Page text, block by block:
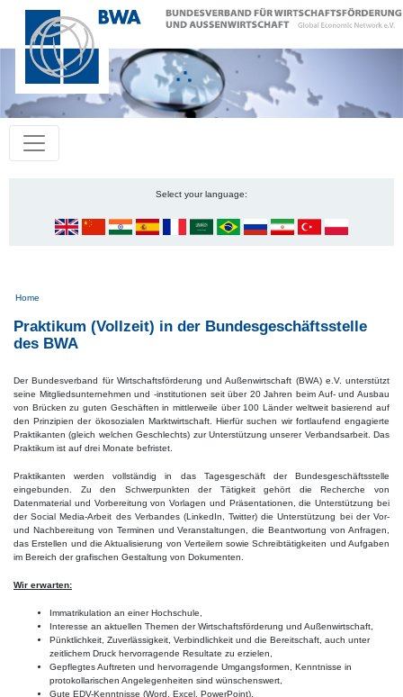
Select your language:
Pfadnavigation
Home
Praktikum (Vollzeit) in der Bundesgeschäftsstelle
des BWA
Der Bundesverband für Wirtschaftsförderung und Außenwirtschaft (BWA) e.V. unterstützt
seine Mitgliedsunternehmen und -institutionen seit über 20 Jahren beim Auf- und Ausbau
von Brücken zu guten Geschäften in mittlerweile über 100 Länder weltweit basierend auf
den Prinzipien der ökosozialen Marktwirtschaft. Hierfür suchen wir fortlaufend engagierte
Praktikanten (gleich welchen Geschlechts) zur Unterstützung unserer Verbandsarbeit. Das
Praktikum ist auf drei Monate befristet.
Praktikanten werden vollständig in das Tagesgeschäft der Bundesgeschäftsstelle
eingebunden. Zu den Schwerpunkten der Tätigkeit gehört die Recherche von
Datenmaterial und Vorbereitung von Vorlagen und Präsentationen, die Unterstützung bei
der Social Media-Arbeit des Verbandes (LinkedIn, Twitter) die Unterstützung bei der Vor-
und Nachbereitung von Terminen und Veranstaltungen, die Beantwortung von Anfragen,
das Erstellen und die Aktualisierung von Verteilern sowie Schreibtätigkeiten und Aufgaben
im Bereich der grafischen Gestaltung von Dokumenten.
Wir erwarten:
Immatrikulation an einer Hochschule,
Interesse an aktuellen Themen der Wirtschaftsförderung und Außenwirtschaft,
Pünktlichkeit, Zuverlässigkeit, Verbindlichkeit und die Bereitschaft, auch unter
zeitlichem Druck hervorragende Resultate zu erzielen,
Gepflegtes Auftreten und hervorragende Umgangsformen, Kenntnisse in
protokollarischen Angelegenheiten sind wünschenswert,
Gute EDV-Kenntnisse (Word, Excel, PowerPoint),